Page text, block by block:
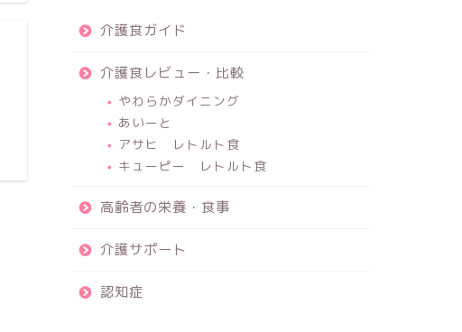
介護食ガイド
介護食レビュー・比較
やわらかダイニング
あいーと
アサヒ レトルト食
キューピー レトルト食
高齢者の栄養・食事
介護サポート
認知症